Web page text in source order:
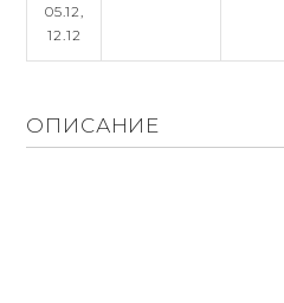
05.12,
12.12
ОПИСАНИЕ